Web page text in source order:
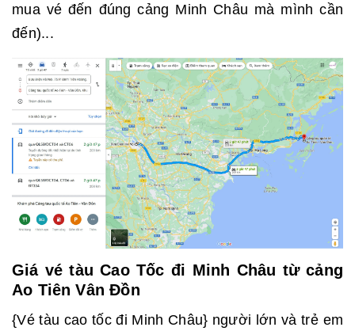
mua vé đến đúng cảng Minh Châu mà mình cần
đến)...
Giá vé tàu Cao Tốc đi Minh Châu từ cảng
Ao Tiên Vân Đồn
{Vé tàu cao tốc đi Minh Châu} người lớn và trẻ em